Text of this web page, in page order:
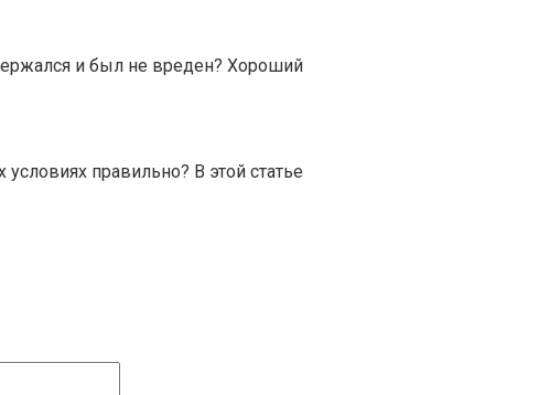
и был не вреден? Хороший
правильно? В этой статье